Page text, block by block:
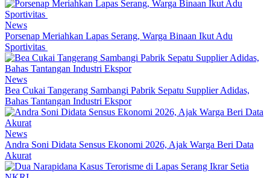
News
Porsenap Meriahkan Lapas Serang, Warga Binaan Ikut Adu
Sportivitas
News
Bea Cukai Tangerang Sambangi Pabrik Sepatu Supplier Adidas,
Bahas Tantangan Industri Ekspor
News
Andra Soni Didata Sensus Ekonomi 2026, Ajak Warga Beri Data
Akurat